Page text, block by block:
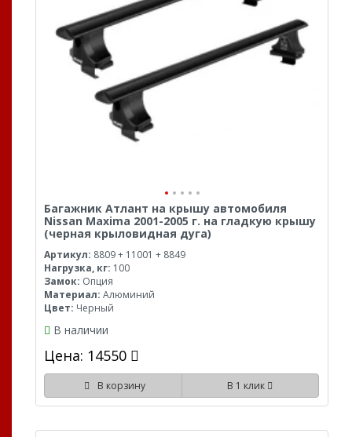
Багажник Атлант на крышу автомобиля
Nissan Maxima 2001-2005 г. на гладкую крышу
(черная крыловидная дуга)
Артикул: 8809 + 11001 + 8849
Нагрузка, кг: 100
Замок: Опция
Материал: Алюминий
Цвет: Черный
В наличии
Цена: 14550
В корзину В 1 клик